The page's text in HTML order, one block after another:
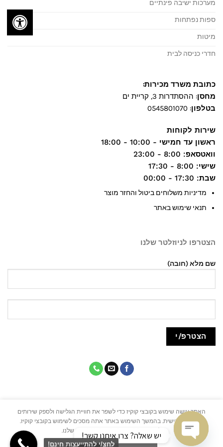
מערכות ישיבה פינתיים
ספות נפתחות
מיטות
חדרי כניסה לבית
כתובת משרד מכירות:
מחסן: ההסתדרות 3, קריית ים
בטלפון:
0545801070
שירות לקוחות
ראשון עד חמישי - 10:00 - 18:00
וואטסאפ: 8:00 - 23:00
שישי: 8:00 - 17:30
שבת: 17:30 - 00:00
מדיניות משלוחים ביטול והחזר מוצר
תנאי שימוש באתר
הצטרפו לניוזלטר שלנו
שם מלא (חובה)
כל הזכויות שמורות © 2021 | HOME26 – חנות רהיטים | האתר עוצב על ידי O.J Studio
האתר עושה שימוש בקובצי קוקיז כדי לשפר את חוויית הגלישה ולספק שירותים
מותאמים אישית. בהמשך השימוש באתר אתה מסכים לשימוש בקובצי קוקיז.
למידע נוסף, עיין במדיניות הפרטיות שלנו.
לחצ/י להתייעצות חינם!
יש שאלה? צרו איתנו קשר!